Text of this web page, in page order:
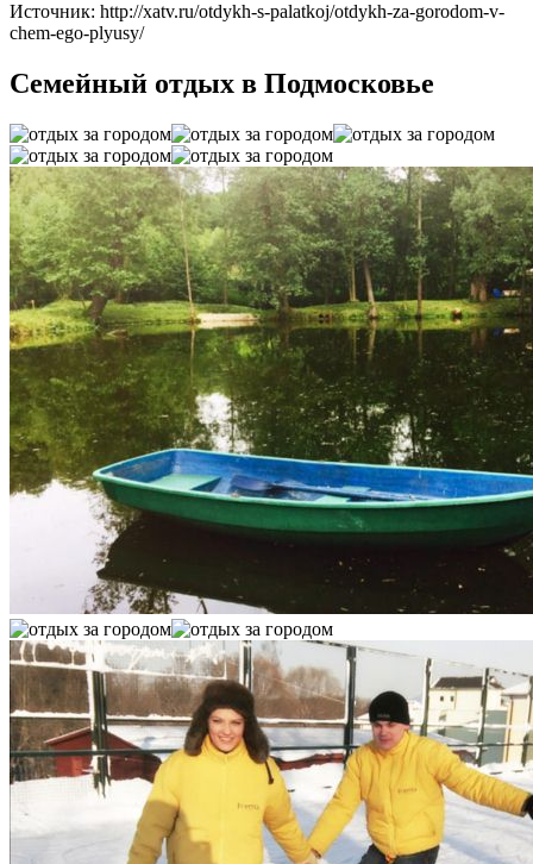
Источник: http://xatv.ru/otdykh-s-palatkoj/otdykh-za-gorodom-v-
chem-ego-plyusy/
Семейный отдых в Подмосковье